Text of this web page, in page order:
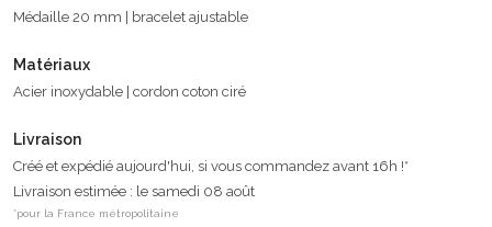
Médaille 20 mm | bracelet ajustable
Matériaux
Acier inoxydable | cordon coton ciré
Livraison
Créé et expédié aujourd'hui, si vous commandez avant 16h !*
Livraison estimée : le samedi 08 août
*pour la France métropolitaine